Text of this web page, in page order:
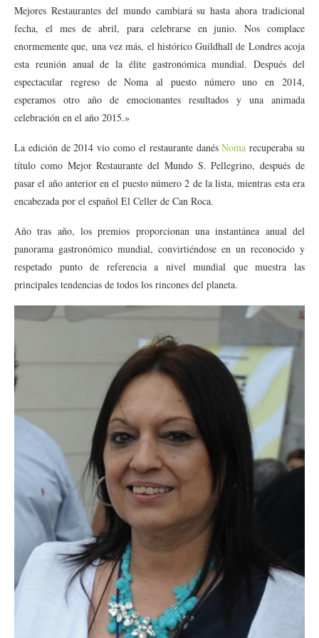
Mejores Restaurantes del mundo cambiará su hasta ahora tradicional
fecha, el mes de abril, para celebrarse en junio. Nos complace
enormemente que, una vez más, el histórico Guildhall de Londres acoja
esta reunión anual de la élite gastronómica mundial. Después del
espectacular regreso de Noma al puesto número uno en 2014,
esperamos otro año de emocionantes resultados y una animada
celebración en el año 2015.»
La edición de 2014 vio como el restaurante danésNomarecuperaba su
título como Mejor Restaurante del Mundo S. Pellegrino, después de
pasar el año anterior en el puesto número 2 de la lista, mientras esta era
encabezada por el español El Celler de Can Roca.
Año tras año, los premios proporcionan una instantánea anual del
panorama gastronómico mundial, convirtiéndose en un reconocido y
respetado punto de referencia a nivel mundial que muestra las
principales tendencias de todos los rincones del planeta.